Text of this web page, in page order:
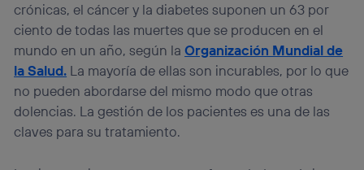
crónicas, el cáncer y la diabetes suponen un 63 por
ciento de todas las muertes que se producen en el
mundo en un año, según laOrganización Mundial de
la Salud. La mayoría de ellas son incurables, por lo que
no pueden abordarse del mismo modo que otras
dolencias. La gestión de los pacientes es una de las
claves para su tratamiento.